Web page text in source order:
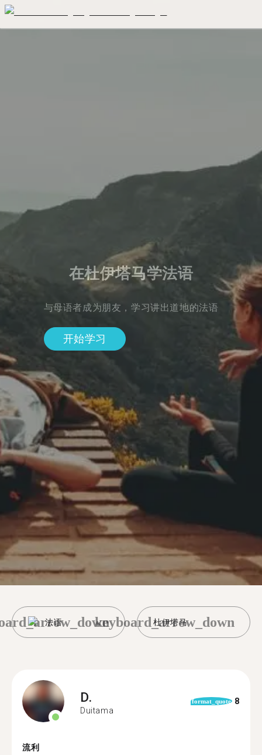
在杜伊塔马学法语
与母语者成为朋友，学习讲出道地的法语
开始学习
法语 杜伊塔马
keyboard_arrow_down
D.
Duitama
format_quote 8
流利